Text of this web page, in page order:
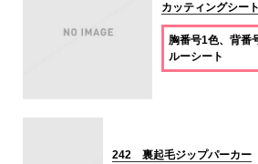
カッティングシー
胸番号1色、背
ルーシート
242 裏起毛ジップパーカー